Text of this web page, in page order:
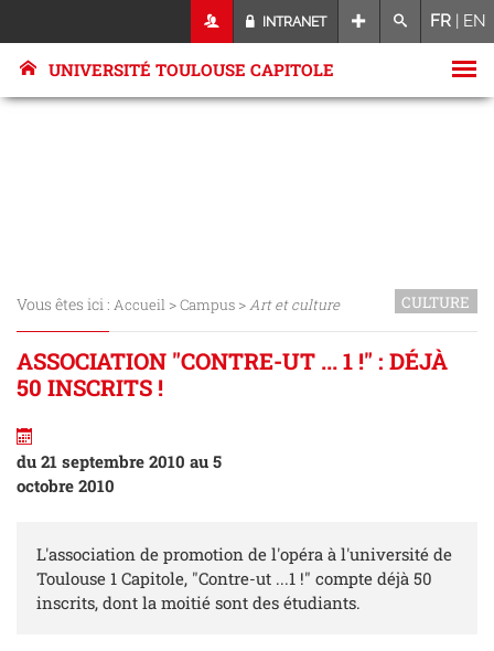
INTRANET FR | EN
UNIVERSITÉ TOULOUSE CAPITOLE
Vous êtes ici : Accueil >Campus >Art et culture CULTURE
ASSOCIATION "CONTRE-UT ... 1 !" : DÉJÀ
50 INSCRITS !
du 21 septembre 2010 au 5
octobre 2010
L'association de promotion de l'opéra à l'université de
Toulouse 1 Capitole, "Contre-ut ...1 !" compte déjà 50
inscrits, dont la moitié sont des étudiants.